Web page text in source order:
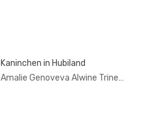
Kaninchen in Hubiland
Amalie Genoveva Alwine Trine…